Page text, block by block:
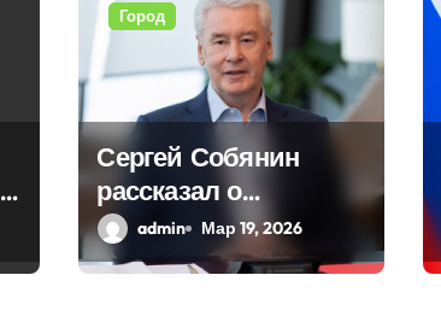
Город
Сергей Собянин
рассказал о
реставрационных
работах,
admin Мар 19, 2026